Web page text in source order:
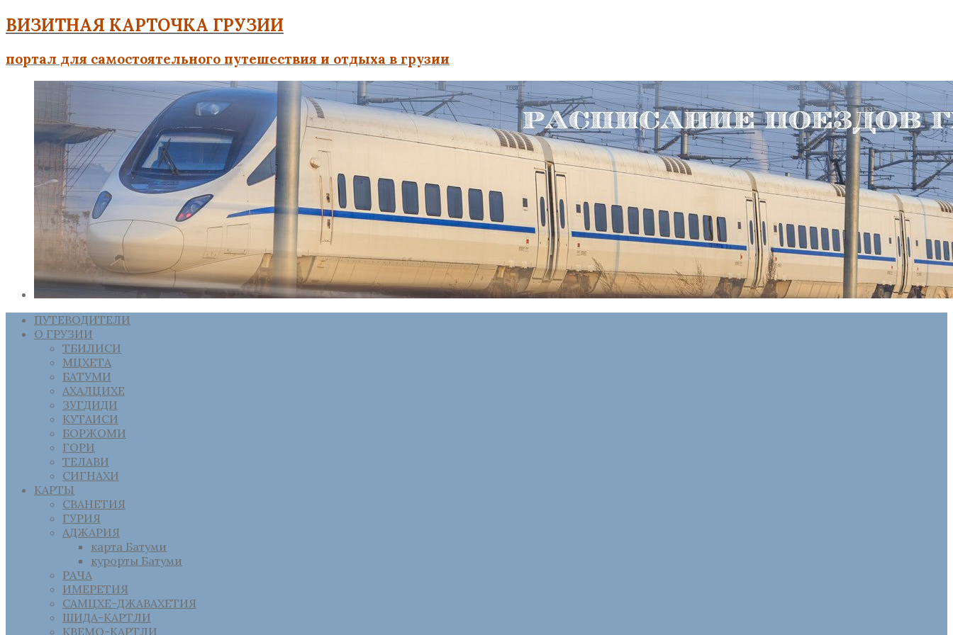
ВИЗИТНАЯ КАРТОЧКА ГРУЗИИ
портал для самостоятельного путешествия и отдыха в грузии
ПУТЕВОДИТЕЛИ
О ГРУЗИИ
ТБИЛИСИ
МЦХЕТА
БАТУМИ
АХАЛЦИХЕ
ЗУГДИДИ
КУТАИСИ
БОРЖОМИ
ГОРИ
ТЕЛАВИ
СИГНАХИ
КАРТЫ
СВАНЕТИЯ
ГУРИЯ
АДЖАРИЯ
карта Батуми
курорты Батуми
РАЧА
ИМЕРЕТИЯ
САМЦХЕ-ДЖАВАХЕТИЯ
ШИДА-КАРТЛИ
КВЕМО-КАРТЛИ